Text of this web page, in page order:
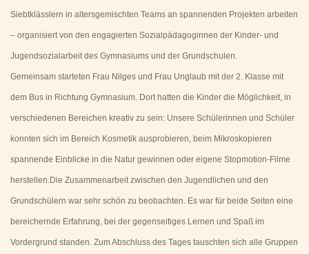
Siebtklässlern in altersgemischten Teams an spannenden Projekten arbeiten
– organisiert von den engagierten Sozialpädagoginnen der Kinder- und
Jugendsozialarbeit des Gymnasiums und der Grundschulen.
Gemeinsam starteten Frau Nilges und Frau Unglaub mit der 2. Klasse mit
dem Bus in Richtung Gymnasium. Dort hatten die Kinder die Möglichkeit, in
verschiedenen Bereichen kreativ zu sein: Unsere Schülerinnen und Schüler
konnten sich im Bereich Kosmetik ausprobieren, beim Mikroskopieren
spannende Einblicke in die Natur gewinnen oder eigene Stopmotion-Filme
herstellen.Die Zusammenarbeit zwischen den Jugendlichen und den
Grundschülern war sehr schön zu beobachten. Es war für beide Seiten eine
bereichernde Erfahrung, bei der gegenseitiges Lernen und Spaß im
Vordergrund standen. Zum Abschluss des Tages tauschten sich alle Gruppen